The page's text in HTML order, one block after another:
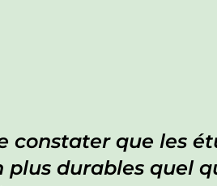
constater que les
durables quel